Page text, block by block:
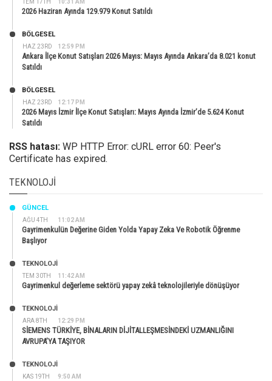
TEM 17TH 10:31 AM
2026 Haziran Ayında 129.979 Konut Satıldı
HAZ 23RD 12:59 PM
BÖLGESEL
Ankara İlçe Konut Satışları 2026 Mayıs: Mayıs Ayında Ankara’da 8.021 konut
Satıldı
HAZ 23RD 12:17 PM
BÖLGESEL
2026 Mayıs İzmir İlçe Konut Satışları: Mayıs Ayında İzmir’de 5.624 Konut
Satıldı
RSS hatası: WP HTTP Error: cURL error 60: Peer's
Certificate has expired.
TEKNOLOJI
AĞU 4TH 11:02 AM
GÜNCEL
Gayrimenkulün Değerine Giden Yolda Yapay Zeka Ve Robotik Öğrenme
Başlıyor
TEM 30TH 11:42 AM
TEKNOLOJİ
Gayrimenkul değerleme sektörü yapay zekâ teknolojileriyle dönüşüyor
ARA 8TH 12:29 PM
TEKNOLOJİ
SİEMENS TÜRKİYE, BİNALARIN DİJİTALLEŞMESİNDEKİ UZMANLIĞINI
AVRUPA’YA TAŞIYOR
KAS 19TH 9:50 AM
TEKNOLOJİ